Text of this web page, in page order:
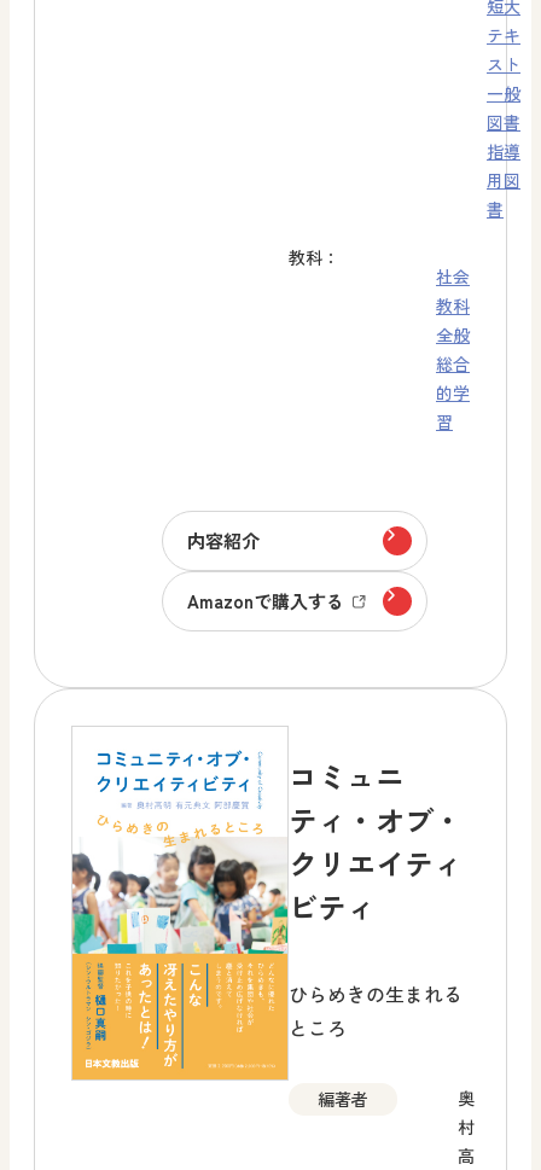
短大
テキ
スト
一般
図書
指導
用図
書
教科：
社会
教科
全般
総合
的学
習
内容紹介
Amazonで購入する
コミュニ
ティ・オブ・
クリエイティ
ビティ
ひらめきの生まれる
ところ
編著者
奥
村
高